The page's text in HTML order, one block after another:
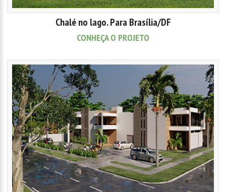
Chalé no lago. Para Brasília/DF
CONHEÇA O PROJETO